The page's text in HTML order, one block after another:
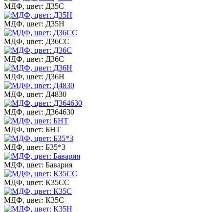
МДФ, цвет: Д35С
МДФ, цвет: Д35Н
МДФ, цвет: Д36СС
МДФ, цвет: Д36С
МДФ, цвет: Д36Н
МДФ, цвет: Д4830
МДФ, цвет: Д364630
МДФ, цвет: БНТ
МДФ, цвет: Б35*3
МДФ, цвет: Бавария
МДФ, цвет: К35СС
МДФ, цвет: К35С